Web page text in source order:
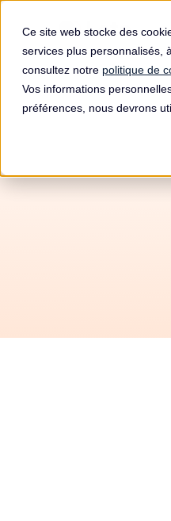
Ce site web stocke des
services plus personnalisés,
consultez notre politique de
Vos informations
préférences, nous devrons